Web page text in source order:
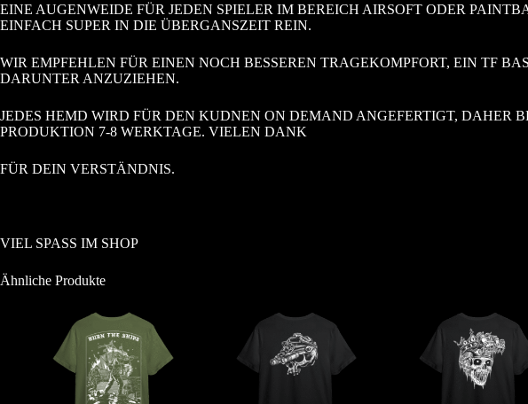
EINE AUGENWEIDE FÜR JEDEN SPIELER IM BEREICH AIRSOFT ODER
EINFACH SUPER IN DIE ÜBERGANSZEIT REIN.
WIR EMPFEHLEN FÜR EINEN NOCH BESSEREN TRAGEKOMPFORT, EIN TF
DARUNTER ANZUZIEHEN.
JEDES HEMD WIRD FÜR DEN KUDNEN ON DEMAND ANGEFERTIGT, DAHER
PRODUKTION 7-8 WERKTAGE. VIELEN DANK
FÜR DEIN VERSTÄNDNIS.
VIEL SPASS IM SHOP
Ähnliche Produkte